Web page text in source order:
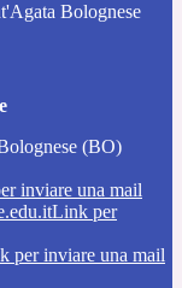
Bolognese
(BO)
inviare una mail
Link per
per inviare una mail